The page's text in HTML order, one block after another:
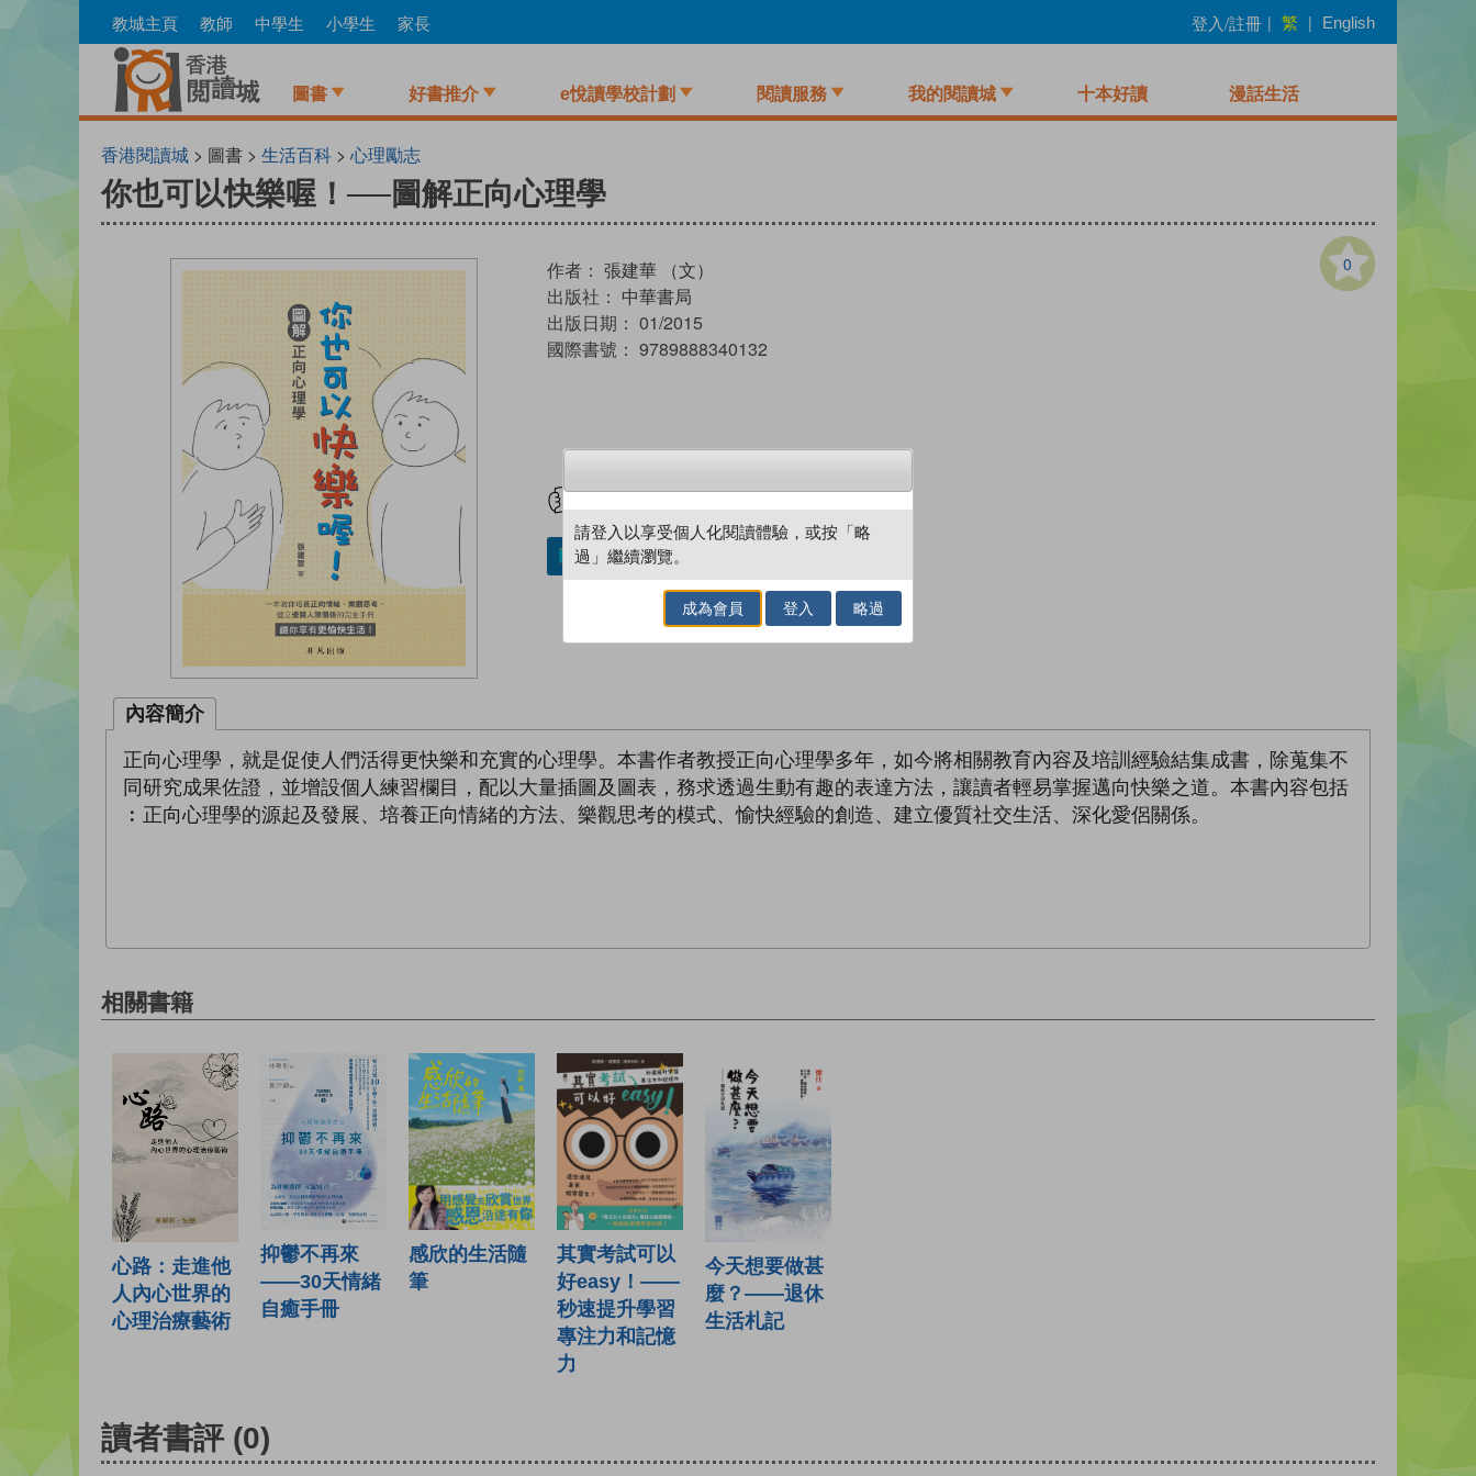
to
教城主頁 教師 中學生 小學生 家長 登入/註冊 | 繁 | English
圖書 好書推介 e悅讀學校計劃 閱讀服務 我的閱讀城 十本好讀 漫話生活
香港閱讀城 > 圖書 > 生活百科 > 心理勵志
你也可以快樂喔！──圖解正向心理學
0
作者： 張建華 （文）
出版社： 中華書局
出版日期： 01/2015
國際書號： 9789888340132
加入／閱讀電子書
內容簡介
正向心理學，就是促使人們活得更快樂和充實的心理學。本書作者教授正向心理學多年，如今將相關教育內容及培訓經驗結集成書，除蒐集不
同研究成果佐證，並增設個人練習欄目，配以大量插圖及圖表，務求透過生動有趣的表達方法，讓讀者輕易掌握邁向快樂之道。本書內容包括
︰正向心理學的源起及發展、培養正向情緒的方法、樂觀思考的模式、愉快經驗的創造、建立優質社交生活、深化愛侶關係。
相關書籍
心路：走進他
人內心世界的
心理治療藝術
抑鬱不再來
——30天情緒
自癒手冊
感欣的生活隨
筆
其實考試可以
好easy！——
秒速提升學習
專注力和記憶
力
今天想要做甚
麼？——退休
生活札記
讀者書評 (0)
請登入以享受個人化閱讀體驗，或按「略
過」繼續瀏覽。
成為會員 登入 略過